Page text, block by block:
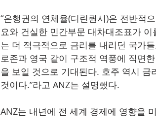
“은행권의 연체율(디린퀀시)은 전반적
요와 건실한 민간부문 대차대조표가
는 더 적극적으로 금리를 내리던 국가
로존과 영국 같이 구조적 역풍에 직면
을 보일 것으로 기대된다. 호주 역시
것이다.”라고 ANZ는 설명했다.
ANZ는 내년에 전 세계 경제에 영향을